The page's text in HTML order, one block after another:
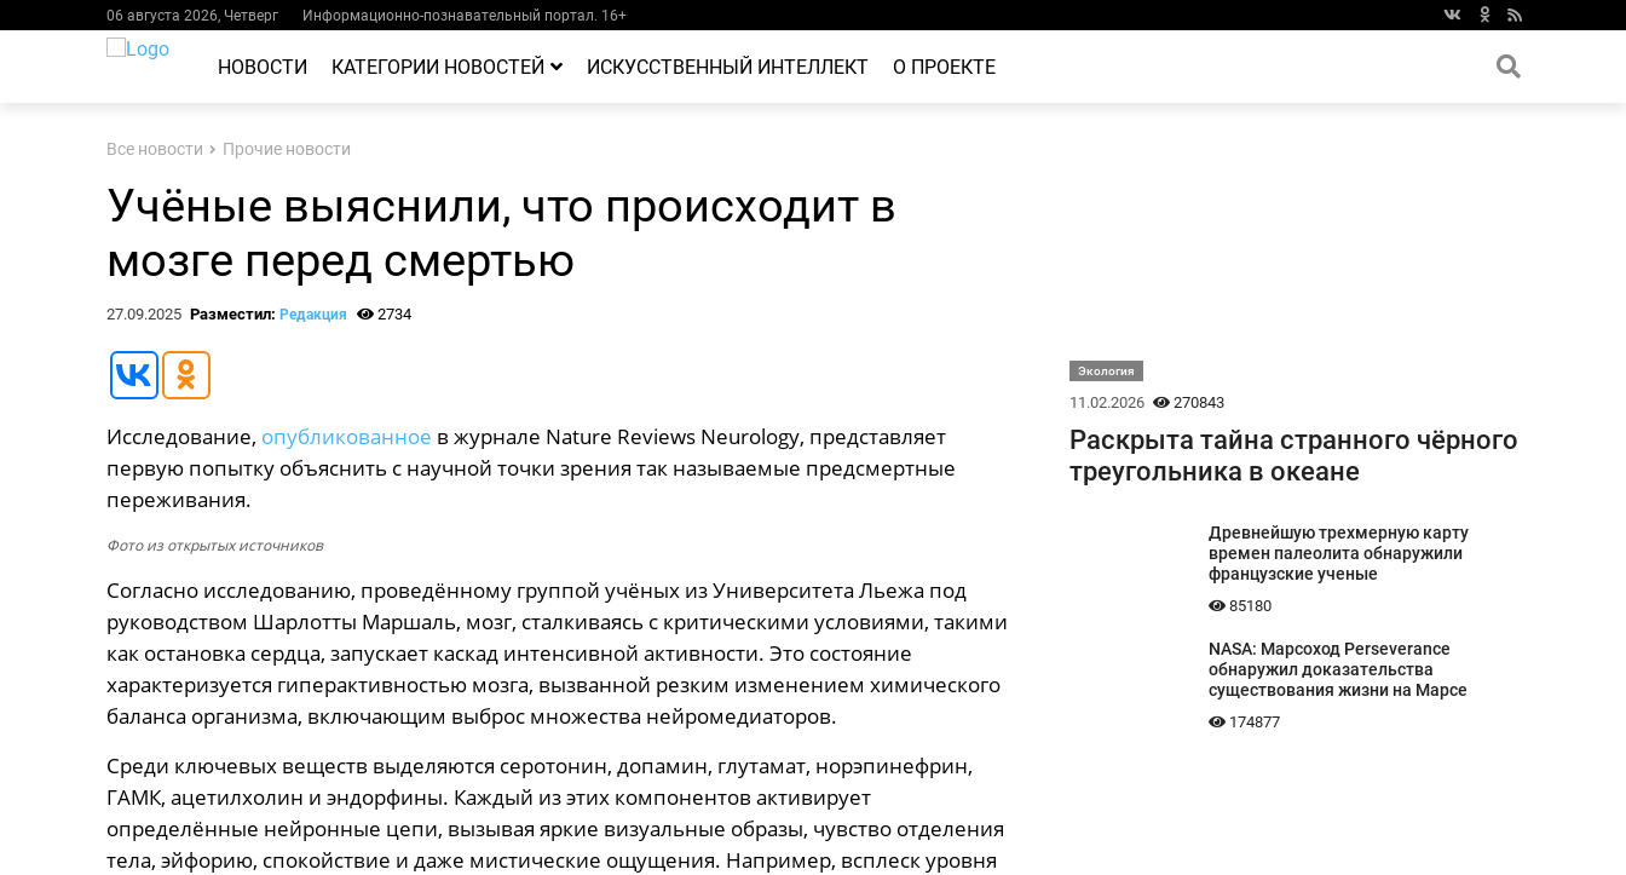
06 августа 2026, Четверг Информационно-познавательный портал. 16+
НОВОСТИ КАТЕГОРИИ НОВОСТЕЙ ИСКУССТВЕННЫЙ ИНТЕЛЛЕКТ О ПРОЕКТЕ
Все новости Прочие новости
Учёные выяснили, что происходит в
мозге перед смертью
27.09.2025 Разместил: Редакция 2734
Исследование, опубликованное в журнале Nature Reviews Neurology, представляет
первую попытку объяснить с научной точки зрения так называемые предсмертные
переживания.
Фото из открытых источников
Согласно исследованию, проведённому группой учёных из Университета Льежа под
руководством Шарлотты Маршаль, мозг, сталкиваясь с критическими условиями, такими
как остановка сердца, запускает каскад интенсивной активности. Это состояние
характеризуется гиперактивностью мозга, вызванной резким изменением химического
баланса организма, включающим выброс множества нейромедиаторов.
Среди ключевых веществ выделяются серотонин, допамин, глутамат, норэпинефрин,
ГАМК, ацетилхолин и эндорфины. Каждый из этих компонентов активирует
определённые нейронные цепи, вызывая яркие визуальные образы, чувство отделения
тела, эйфорию, спокойствие и даже мистические ощущения. Например, всплеск уровня
Экология
11.02.2026 270843
Раскрыта тайна странного чёрного
треугольника в океане
Древнейшую трехмерную карту
времен палеолита обнаружили
французские ученые
85180
NASA: Марсоход Perseverance
обнаружил доказательства
существования жизни на Марсе
174877